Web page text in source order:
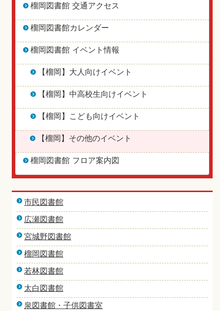
榴岡図書館 交通アクセス
榴岡図書館カレンダー
榴岡図書館 イベント情報
【榴岡】大人向けイベント
【榴岡】中高校生向けイベント
【榴岡】こども向けイベント
【榴岡】その他のイベント
榴岡図書館 フロア案内図
市民図書館
広瀬図書館
宮城野図書館
榴岡図書館
若林図書館
太白図書館
泉図書館・子供図書室